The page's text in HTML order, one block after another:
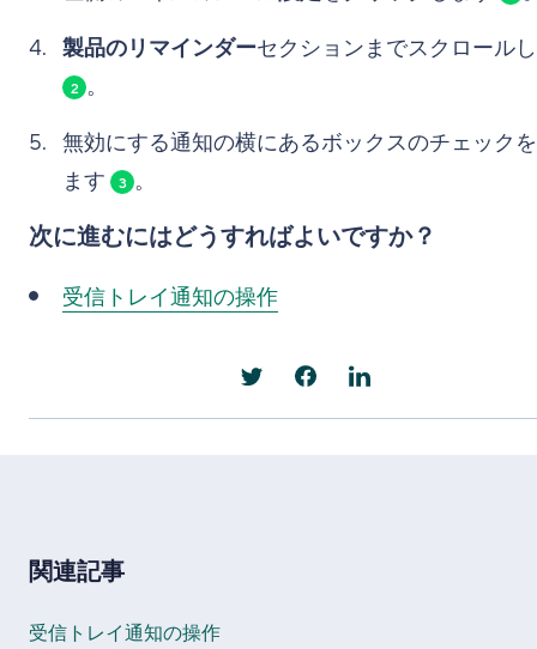
製品のリマインダーセクションまでスクロール
2 。
無効にする通知の横にあるボックスのチェック
ます
3 。
次に進むにはどうすればよいですか？
受信トレイ通知の操作
関連記事
受信トレイ通知の操作